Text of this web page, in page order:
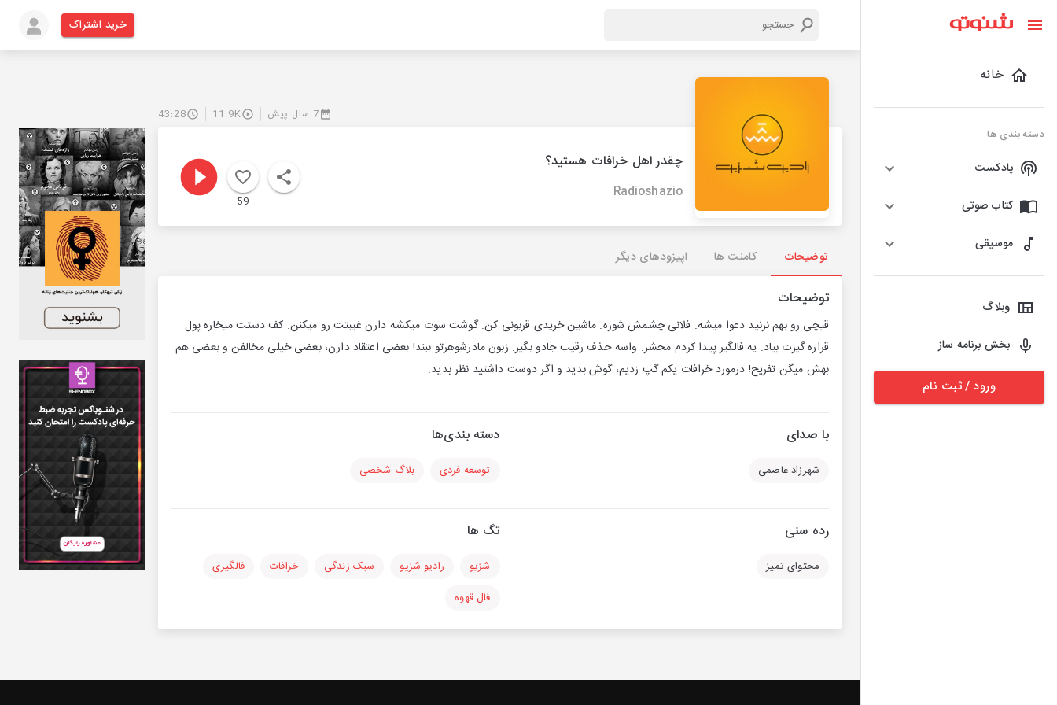
خانه
دسته بندی ها
پادکست
کتاب صوتی
موسیقی
وبلاگ
بخش برنامه ساز
ورود / ثبت نام
خرید اشتراک
7 سال پیش 11.9K
43:28
چقدر اهل خرافات هستید؟
Radioshazio
59
توضیحات کامنت ها اپیزودهای دیگر
توضیحات
قیچی رو بهم نزنید دعوا میشه. فلانی چشمش شوره. ماشین خریدی قربونی کن. گوشت سوت میکشه دارن غیبتت رو میکنن. کف دستت میخاره پول
قراره گیرت بیاد. یه فالگیر پیدا کردم محشر. واسه حذف رقیب جادو بگیر. زبون مادرشوهرتو ببند! بعضی اعتقاد دارن، بعضی خیلی مخالفن و بعضی هم
بهش میگن تفریح! درمورد خرافات یکم گپ زدیم، گوش بدید و اگر دوست داشتید نظر بدید.
با صدای
شهرزاد عاصمی
دسته بندی‌ها
توسعه فردی بلاگ شخصی
رده سنی
محتوای تمیز
تگ ها
شزیو رادیو شزیو سبک زندگی خرافات
فالگیری
فال قهوه